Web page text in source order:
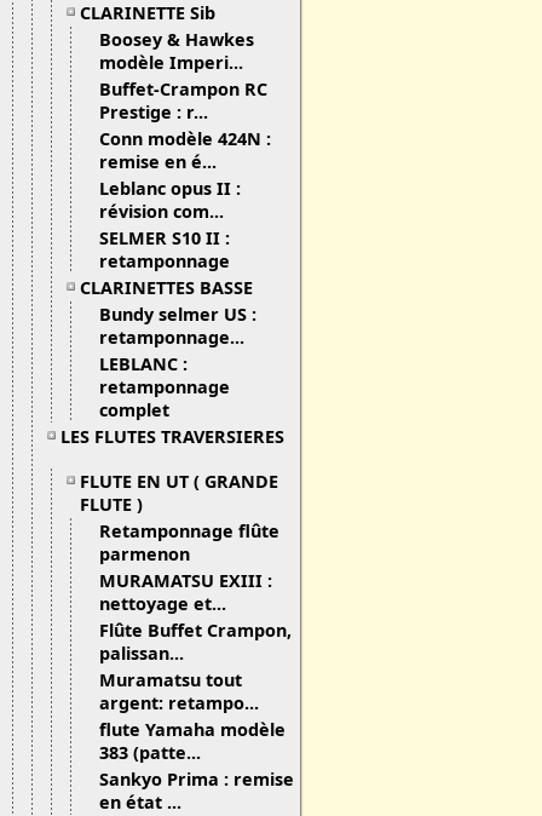
CLARINETTE Sib
Boosey & Hawkes
modèle Imperi...
Buffet-Crampon RC
Prestige : r...
Conn modèle 424N :
remise en é...
Leblanc opus II :
révision com...
SELMER S10 II :
retamponnage
CLARINETTES BASSE
Bundy selmer US :
retamponnage...
LEBLANC :
retamponnage
complet
LES FLUTES TRAVERSIERES
FLUTE EN UT ( GRANDE
FLUTE )
Retamponnage flûte
parmenon
MURAMATSU EXIII :
nettoyage et...
Flûte Buffet Crampon,
palissan...
Muramatsu tout
argent: retampo...
flute Yamaha modèle
383 (patte...
Sankyo Prima : remise
en état ...